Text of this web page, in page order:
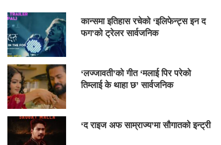
कान्समा इतिहास रचेको ‘इलिफेन्ट्स इन द
फग’को ट्रेलर सार्वजनिक
‘लज्जावती’को गीत ‘मलाई पिर परेको
तिम्लाई के थाहा छ’ सार्वजनिक
‘द राइज अफ साम्राज्य’मा सौगातको इन्ट्री